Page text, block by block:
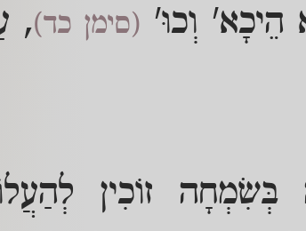
וְכוּ' (סימן כד),
זוֹכִין